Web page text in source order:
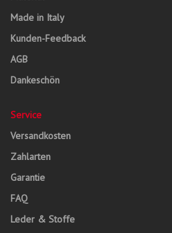
Made in Italy
Kunden-Feedback
AGB
Dankeschön
Service
Versandkosten
Zahlarten
Garantie
FAQ
Leder & Stoffe